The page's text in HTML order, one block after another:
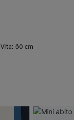
Vita: 60 cm